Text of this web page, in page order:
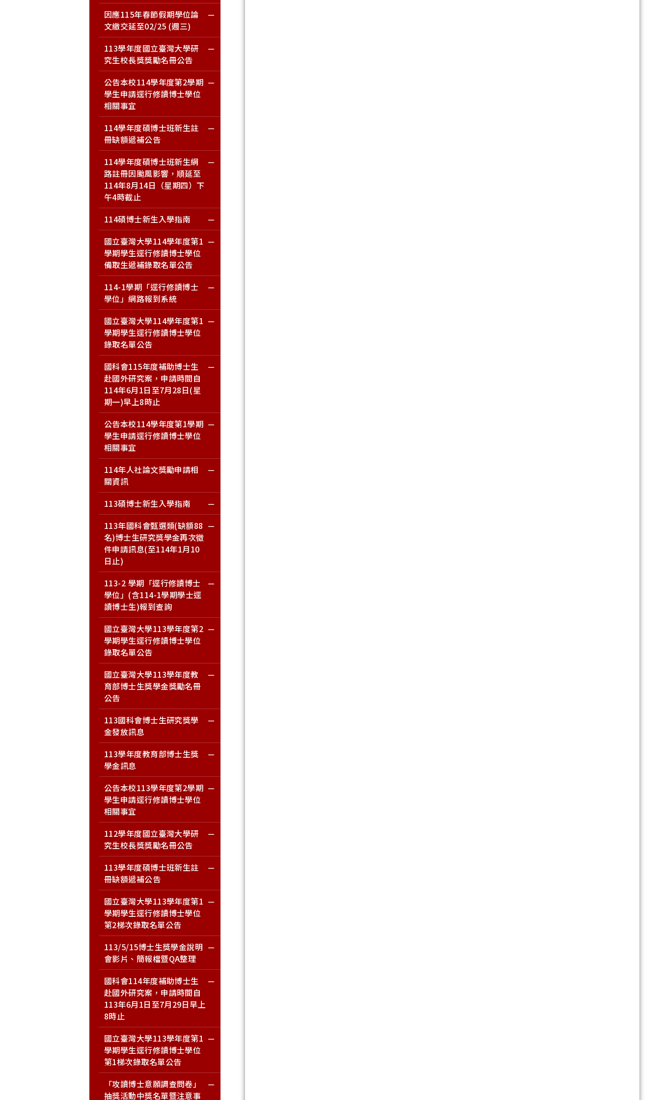
因應115年春節假期學位論
文繳交延至02/25 (週三)
113學年度國立臺灣大學研
究生校長獎獎勵名冊公告
公告本校114學年度第2學期
學生申請逕行修讀博士學位
相關事宜
114學年度碩博士班新生註
冊缺額遞補公告
114學年度碩博士班新生網
路註冊因颱風影響，順延至
114年8月14日（星期四）下
午4時截止
114碩博士新生入學指南
國立臺灣大學114學年度第1
學期學生逕行修讀博士學位
備取生遞補錄取名單公告
114-1學期「逕行修讀博士
學位」網路報到系統
國立臺灣大學114學年度第1
學期學生逕行修讀博士學位
錄取名單公告
國科會115年度補助博士生
赴國外研究案，申請時間自
114年6月1日至7月28日(星
期一)早上8時止
公告本校114學年度第1學期
學生申請逕行修讀博士學位
相關事宜
114年人社論文獎勵申請相
關資訊
113碩博士新生入學指南
113年國科會甄選類(缺額88
名)博士生研究獎學金再次徵
件申請訊息(至114年1月10
日止)
113-2 學期「逕行修讀博士
學位」(含114-1學期學士逕
讀博士生)報到查詢
國立臺灣大學113學年度第2
學期學生逕行修讀博士學位
錄取名單公告
國立臺灣大學113學年度教
育部博士生獎學金獎勵名冊
公告
113國科會博士生研究獎學
金發放訊息
113學年度教育部博士生獎
學金訊息
公告本校113學年度第2學期
學生申請逕行修讀博士學位
相關事宜
112學年度國立臺灣大學研
究生校長獎獎勵名冊公告
113學年度碩博士班新生註
冊缺額遞補公告
國立臺灣大學113學年度第1
學期學生逕行修讀博士學位
第2梯次錄取名單公告
113/5/15博士生獎學金說明
會影片、簡報檔暨QA整理
國科會114年度補助博士生
赴國外研究案，申請時間自
113年6月1日至7月29日早上
8時止
國立臺灣大學113學年度第1
學期學生逕行修讀博士學位
第1梯次錄取名單公告
「攻讀博士意願調查問卷」
抽獎活動中獎名單暨注意事